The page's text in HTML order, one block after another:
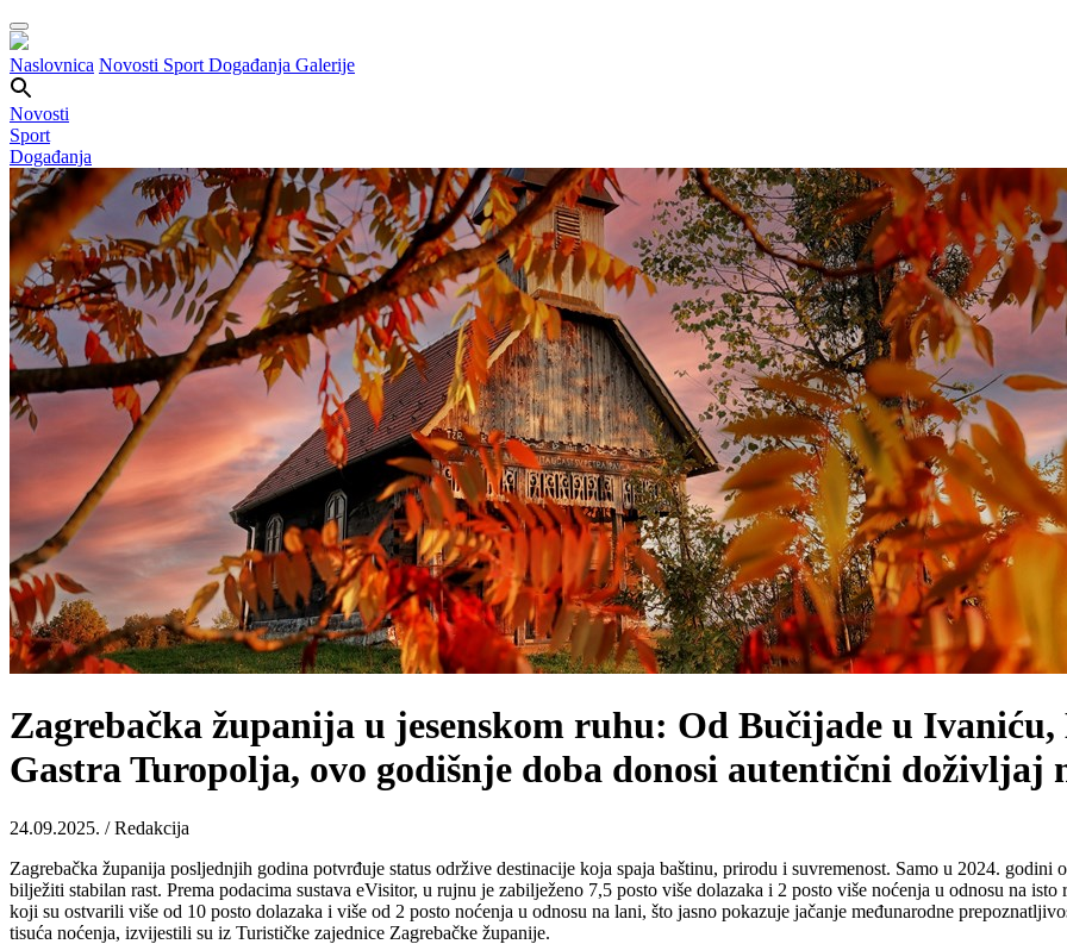
Naslovnica Novosti Sport Događanja Galerije
Novosti
Sport
Događanja
Zagrebačka županija u jesenskom ruhu: Od Bučijade u
Gastra Turopolja, ovo godišnje doba donosi autentični doživljaj
24.09.2025. / Redakcija
Zagrebačka županija posljednjih godina potvrđuje status održive destinacije koja spaja baštinu, prirodu i suvremenost. Samo u 2024. godini
bilježiti stabilan rast. Prema podacima sustava eVisitor, u rujnu je zabilježeno 7,5 posto više dolazaka i 2 posto više noćenja u odnosu na
koji su ostvarili više od 10 posto dolazaka i više od 2 posto noćenja u odnosu na lani, što jasno pokazuje jačanje međunarodne
tisuća noćenja, izvijestili su iz Turističke zajednice Zagrebačke županije.